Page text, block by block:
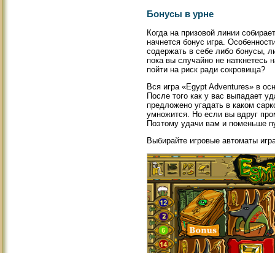
Бонусы в урне
Когда на призовой линии
начнется бонус игра.
содержать в себе либо бонусы,
пока вы случайно не наткнетесь
пойти на риск ради сокровища?
Вся игра «Egypt Adventures» в
После того как у вас выпадает
предложено угадать в каком
умножится. Но если вы вдруг
Поэтому удачи вам и поменьше
Выбирайте игровые автоматы